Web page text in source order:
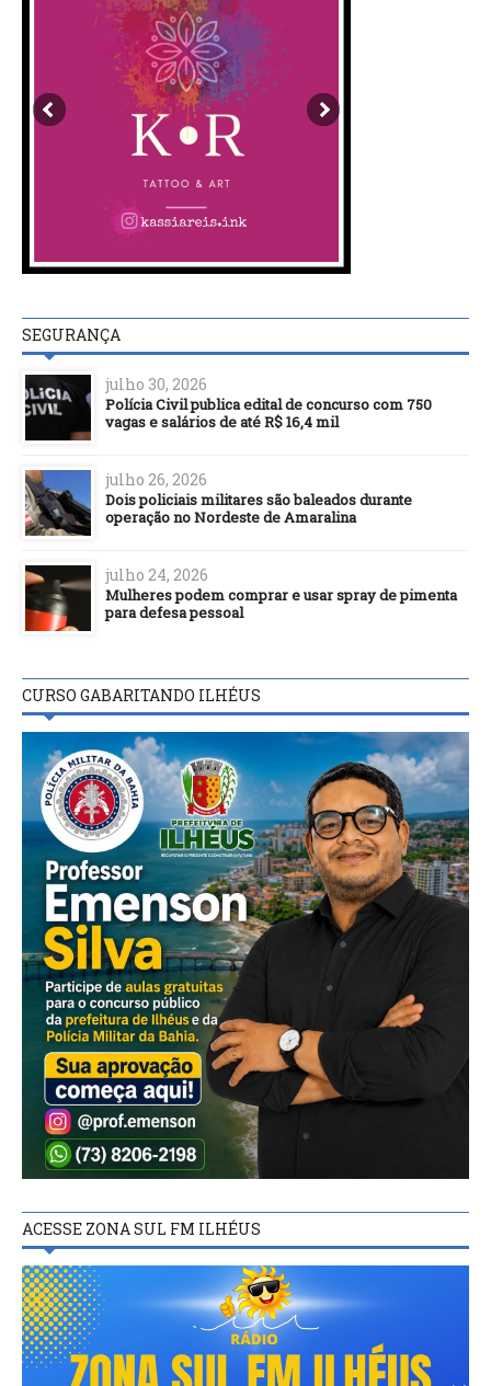
SEGURANÇA
julho 30, 2026
Polícia Civil publica edital de concurso com 750
vagas e salários de até R$ 16,4 mil
julho 26, 2026
Dois policiais militares são baleados durante
operação no Nordeste de Amaralina
julho 24, 2026
Mulheres podem comprar e usar spray de pimenta
para defesa pessoal
CURSO GABARITANDO ILHÉUS
ACESSE ZONA SUL FM ILHÉUS